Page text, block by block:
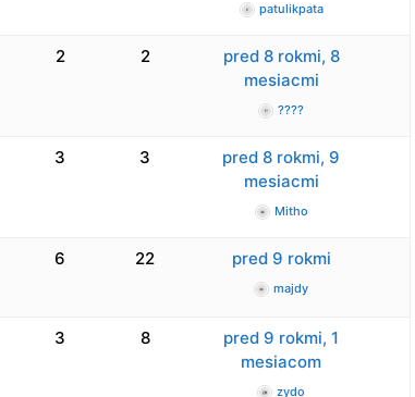
patulikpata
2 2
pred 8 rokmi, 8
mesiacmi
????
3 3
pred 8 rokmi, 9
mesiacmi
Mitho
6 22 pred 9 rokmi
majdy
3 8
pred 9 rokmi, 1
mesiacom
zydo